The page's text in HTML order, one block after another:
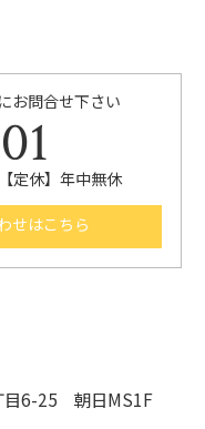
目6-25 朝日MS1F
お問合せ下さい
定休】年中無休
せはこちら